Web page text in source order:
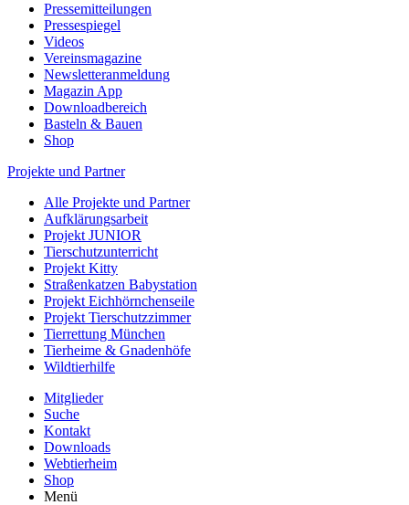
Pressemitteilungen
Pressespiegel
Videos
Vereinsmagazine
Newsletteranmeldung
Magazin App
Downloadbereich
Basteln & Bauen
Shop
Projekte und Partner
Alle Projekte und Partner
Aufklärungsarbeit
Projekt JUNIOR
Tierschutzunterricht
Projekt Kitty
Straßenkatzen Babystation
Projekt Eichhörnchenseile
Projekt Tierschutzzimmer
Tierrettung München
Tierheime & Gnadenhöfe
Wildtierhilfe
Mitglieder
Suche
Kontakt
Downloads
Webtierheim
Shop
Menü